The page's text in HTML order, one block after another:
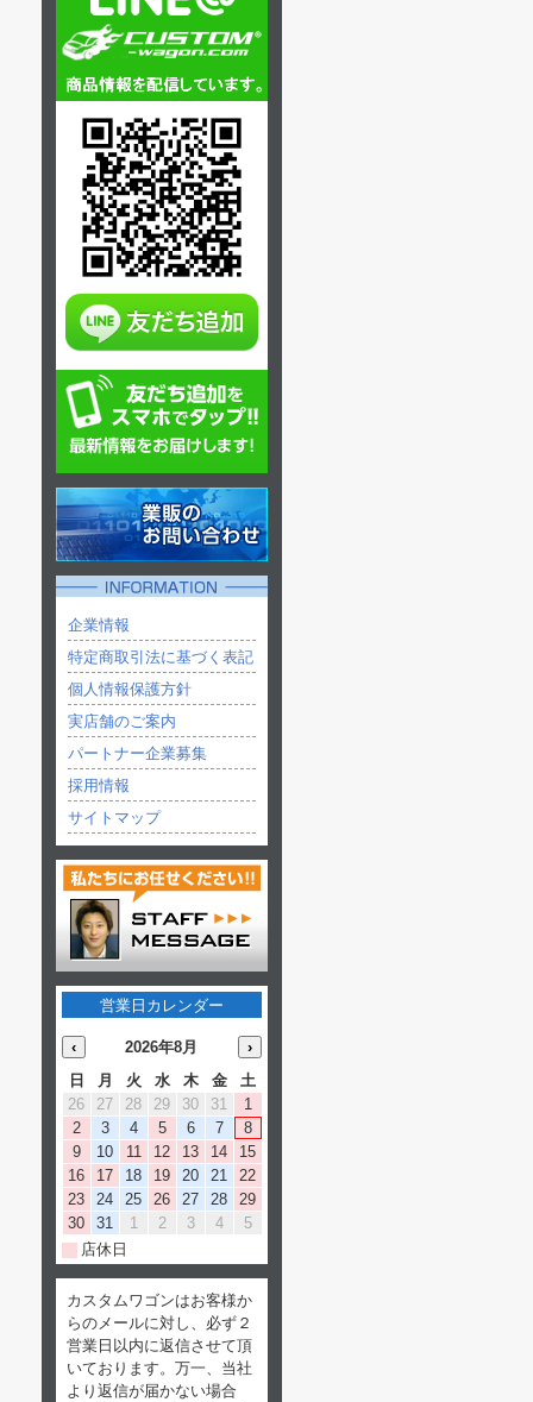
企業情報
特定商取引法に基づく表記
個人情報保護方針
実店舗のご案内
パートナー企業募集
採用情報
サイトマップ
営業日カレンダー
‹ 2026年8月
›
日
月 火 水 木 金
土
26
27 28 29 30 31
1
2
3 4 5 6 7
8
9
10 11 12 13 14
15
16
17 18 19 20 21
22
23
24 25 26 27 28
29
30
31 1 2 3 4
5
店休日
カスタムワゴンはお客様か
らのメールに対し、必ず２
営業日以内に返信させて頂
いております。万一、当社
より返信が届かない場合